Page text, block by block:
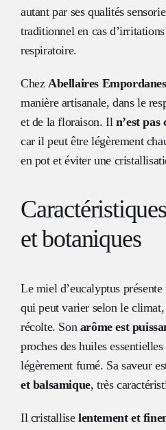
autant par ses qualités
traditionnel en cas
respiratoire.
Chez Abellaires
manière artisanale, dans le
et de la floraison. Il n’est
car il peut être légèrement
en pot et éviter une
et botaniques
Le miel d’eucalyptus
qui peut varier selon le
récolte. Son arôme est
proches des huiles
légèrement fumé. Sa saveur
et balsamique, très
Il cristallise lentement et